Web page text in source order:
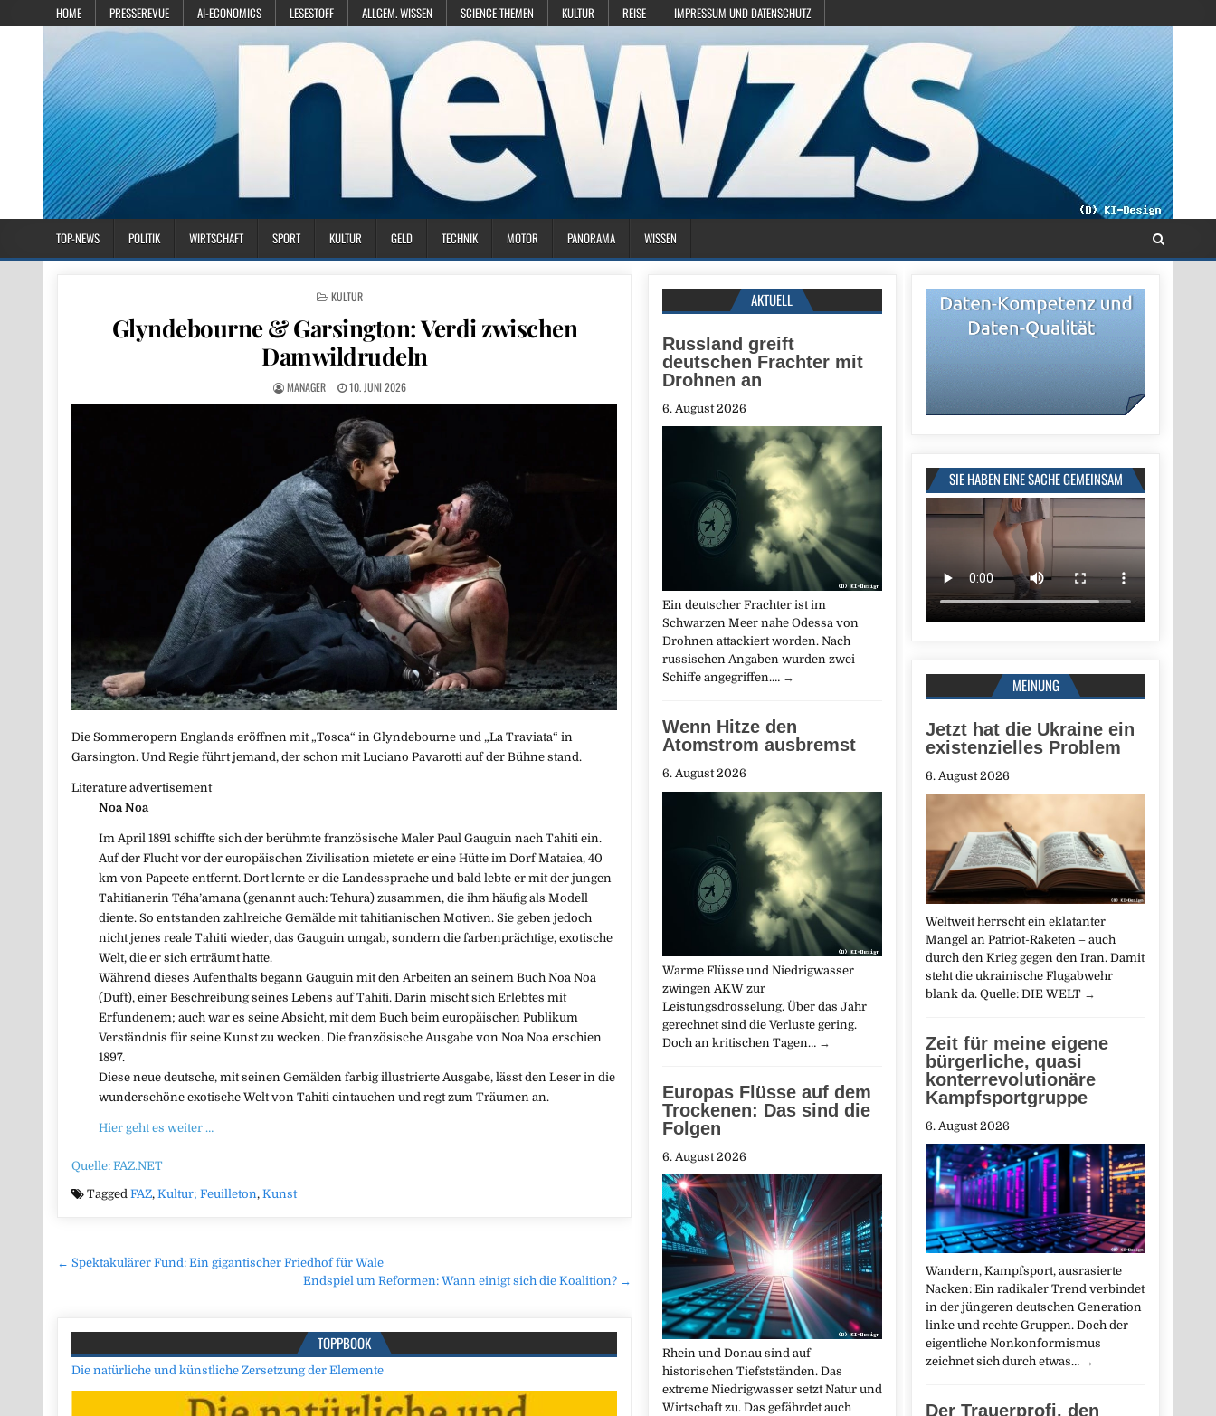
HOME PRESSEREVUE AI-ECONOMICS LESESTOFF ALLGEM. WISSEN SCIENCE THEMEN KULTUR REISE IMPRESSUM UND DATENSCHUTZ
TOP-NEWS POLITIK WIRTSCHAFT SPORT KULTUR GELD TECHNIK MOTOR PANORAMA WISSEN
POSTED IN
KULTUR
Glyndebourne & Garsington: Verdi zwischen
Damwildrudeln
MANAGER 10. JUNI 2026
Die Sommeropern Englands eröffnen mit „Tosca“ in Glyndebourne und „La Traviata“ in
Garsington. Und Regie führt jemand, der schon mit Luciano Pavarotti auf der Bühne stand.
Literature advertisement
Noa Noa
Im April 1891 schiffte sich der berühmte französische Maler Paul Gauguin nach Tahiti ein.
Auf der Flucht vor der europäischen Zivilisation mietete er eine Hütte im Dorf Mataiea, 40
km von Papeete entfernt. Dort lernte er die Landessprache und bald lebte er mit der jungen
Tahitianerin Téha’amana (genannt auch: Tehura) zusammen, die ihm häufig als Modell
diente. So entstanden zahlreiche Gemälde mit tahitianischen Motiven. Sie geben jedoch
nicht jenes reale Tahiti wieder, das Gauguin umgab, sondern die farbenprächtige, exotische
Welt, die er sich erträumt hatte.
Während dieses Aufenthalts begann Gauguin mit den Arbeiten an seinem Buch Noa Noa
(Duft), einer Beschreibung seines Lebens auf Tahiti. Darin mischt sich Erlebtes mit
Erfundenem; auch war es seine Absicht, mit dem Buch beim europäischen Publikum
Verständnis für seine Kunst zu wecken. Die französische Ausgabe von Noa Noa erschien
1897.
Diese neue deutsche, mit seinen Gemälden farbig illustrierte Ausgabe, lässt den Leser in die
wunderschöne exotische Welt von Tahiti eintauchen und regt zum Träumen an.
Hier geht es weiter …
Quelle: FAZ.NET
TaggedFAZ,Kultur; Feuilleton,Kunst
Beitragsnavigation
← Spektakulärer Fund: Ein gigantischer Friedhof für Wale
Endspiel um Reformen: Wann einigt sich die Koalition? →
TOPPBOOK
Die natürliche und künstliche Zersetzung der Elemente
SIE HABEN EINE SACHE GEMEINSAM
MEINUNG
Jetzt hat die Ukraine ein
existenzielles Problem
6. August 2026
Weltweit herrscht ein eklatanter
Mangel an Patriot-Raketen – auch
durch den Krieg gegen den Iran. Damit
steht die ukrainische Flugabwehr
blank da. Quelle: DIE WELT →
Zeit für meine eigene
bürgerliche, quasi
konterrevolutionäre
Kampfsportgruppe
6. August 2026
Wandern, Kampfsport, ausrasierte
Nacken: Ein radikaler Trend verbindet
in der jüngeren deutschen Generation
linke und rechte Gruppen. Doch der
eigentliche Nonkonformismus
zeichnet sich durch etwas… →
Der Trauerprofi, den
AKTUELL
Russland greift
deutschen Frachter mit
Drohnen an
6. August 2026
Ein deutscher Frachter ist im
Schwarzen Meer nahe Odessa von
Drohnen attackiert worden. Nach
russischen Angaben wurden zwei
Schiffe angegriffen.… →
Wenn Hitze den
Atomstrom ausbremst
6. August 2026
Warme Flüsse und Niedrigwasser
zwingen AKW zur
Leistungsdrosselung. Über das Jahr
gerechnet sind die Verluste gering.
Doch an kritischen Tagen… →
Europas Flüsse auf dem
Trockenen: Das sind die
Folgen
6. August 2026
Rhein und Donau sind auf
historischen Tiefstständen. Das
extreme Niedrigwasser setzt Natur und
Wirtschaft zu. Das gefährdet auch